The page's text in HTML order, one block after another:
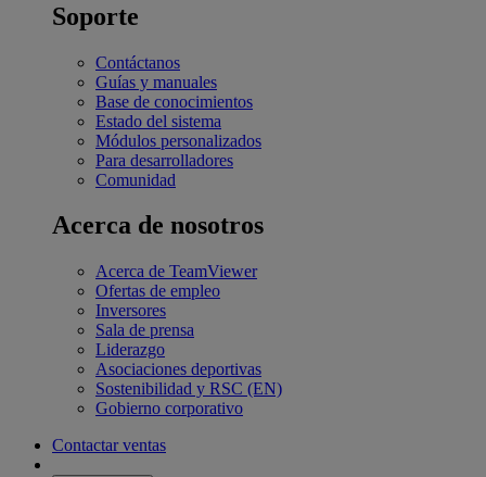
Soporte
Contáctanos
Guías y manuales
Base de conocimientos
Estado del sistema
Módulos personalizados
Para desarrolladores
Comunidad
Acerca de nosotros
Acerca de TeamViewer
Ofertas de empleo
Inversores
Sala de prensa
Liderazgo
Asociaciones deportivas
Sostenibilidad y RSC (EN)
Gobierno corporativo
Contactar ventas